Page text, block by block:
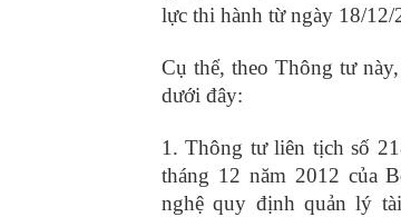
lực thi hành từ ngày 18/12/
Cụ thể, theo Thông tư
dưới đây:
1. Thông tư liên tịch số
tháng 12 năm 2012 của
nghệ quy định quản lý